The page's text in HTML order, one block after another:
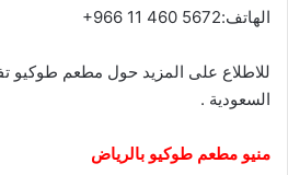
الهاتف:+966 11 460 5672
للاطلاع على المزيد حول مطعم طوكيو
السعودية .
منيو مطعم طوكيو بالرياض